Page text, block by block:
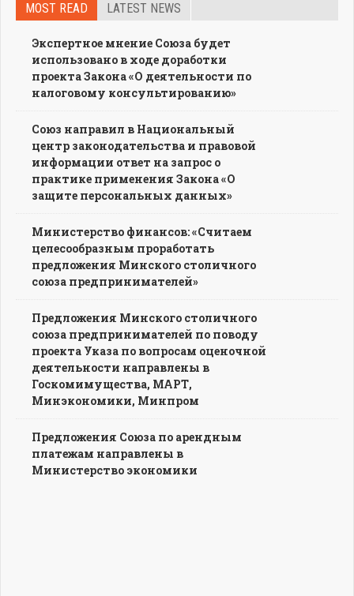
MOST READ LATEST NEWS
Экспертное мнение Союза будет
использовано в ходе доработки
проекта Закона «О деятельности по
налоговому консультированию»
Союз направил в Национальный
центр законодательства и правовой
информации ответ на запрос о
практике применения Закона «О
защите персональных данных»
Министерство финансов: «Считаем
целесообразным проработать
предложения Минского столичного
союза предпринимателей»
Предложения Минского столичного
союза предпринимателей по поводу
проекта Указа по вопросам оценочной
деятельности направлены в
Госкомимущества, МАРТ,
Минэкономики, Минпром
Предложения Союза по арендным
платежам направлены в
Министерство экономики